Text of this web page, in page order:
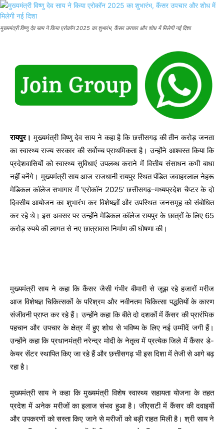
मुख्यमंत्री विष्णु देव साय ने किया एरोकॉन 2025 का शुभारंभ, कैंसर उपचार और शोध में मिलेगी नई दिशा
रायपुर। मुख्यमंत्री विष्णु देव साय ने कहा है कि छत्तीसगढ़ की तीन करोड़ जनता
का स्वास्थ्य राज्य सरकार की सर्वोच्च प्राथमिकता है। उन्होंने आश्वस्त किया कि
प्रदेशवासियों को स्वास्थ्य सुविधाएं उपलब्ध कराने में वित्तीय संसाधन कभी बाधा
नहीं बनेंगे। मुख्यमंत्री साय आज राजधानी रायपुर स्थित पंडित जवाहरलाल नेहरू
मेडिकल कॉलेज सभागार में ‘एरोकॉन 2025’ छत्तीसगढ़–मध्यप्रदेश चैप्टर के दो
दिवसीय आयोजन का शुभारंभ कर विशेषज्ञों और उपस्थित जनसमूह को संबोधित
कर रहे थे। इस अवसर पर उन्होंने मेडिकल कॉलेज रायपुर के छात्रों के लिए 65
करोड़ रुपये की लागत से नए छात्रावास निर्माण की घोषणा की।
मुख्यमंत्री साय ने कहा कि कैंसर जैसी गंभीर बीमारी से जूझ रहे हजारों मरीज
आज विशेषज्ञ चिकित्सकों के परिश्रम और नवीनतम चिकित्सा पद्धतियों के कारण
संजीवनी प्राप्त कर रहे हैं। उन्होंने कहा कि बीते दो दशकों में कैंसर की प्रारंभिक
पहचान और उपचार के क्षेत्र में हुए शोध से भविष्य के लिए नई उम्मीदें जगी हैं।
उन्होंने कहा कि प्रधानमंत्री नरेन्द्र मोदी के नेतृत्व में प्रत्येक जिले में कैंसर डे-
केयर सेंटर स्थापित किए जा रहे हैं और छत्तीसगढ़ भी इस दिशा में तेजी से आगे बढ़
रहा है।
मुख्यमंत्री साय ने कहा कि मुख्यमंत्री विशेष स्वास्थ्य सहायता योजना के तहत
प्रदेश में अनेक मरीजों का इलाज संभव हुआ है। जीएसटी में कैंसर की दवाइयों
और उपकरणों को सस्ता किए जाने से मरीजों को बड़ी राहत मिली है। श्री साय ने